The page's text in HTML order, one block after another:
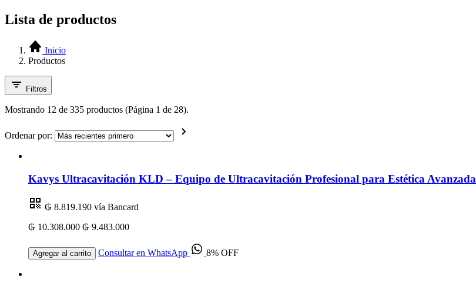
Lista de productos
Inicio
Productos
Filtros
Mostrando 12 de 335 productos (Página 1 de 28).
Ordenar por:
Kavys Ultracavitación KLD – Equipo de Ultracavitación Profesional para Estética Avanzada
₲ 8.819.190 vía Bancard
₲ 10.308.000 ₲ 9.483.000
Agregar al carrito Consultar en WhatsApp 8% OFF